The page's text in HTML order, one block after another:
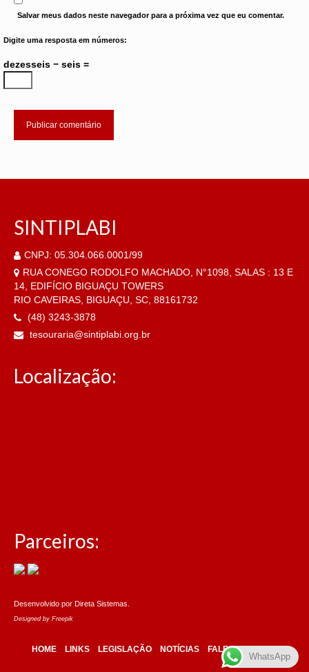
Salvar meus dados neste navegador para a próxima vez que eu comentar.
Digite uma resposta em números:
dezesseis − seis =
SINTIPLABI
CNPJ: 05.304.066.0001/99
RUA CONEGO RODOLFO MACHADO, N°1098, SALAS : 13 E
14, EDIFÍCIO BIGUAÇU TOWERS
RIO CAVEIRAS, BIGUAÇU, SC, 88161732
(48) 3243-3878
tesouraria@sintiplabi.org.br
Localização:
Parceiros:
Desenvolvido por Direta Sistemas
Designed by Freepik
HOME LINKS LEGISLAÇÃO NOTÍCIAS FALE CONOSCO
WhatsApp